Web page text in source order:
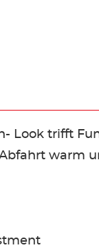
Look trifft
warm